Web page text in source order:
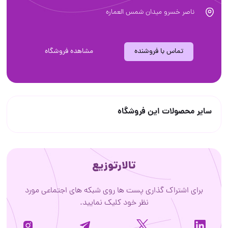
ناصر خسرو میدان شمس العماره
تماس با فروشنده مشاهده فروشگاه
سایر محصولات این فروشگاه
تالارتوزیع
برای اشتراک گذاری پست ها روی شبکه های اجتماعی مورد
نظر خود کلیک نمایید.